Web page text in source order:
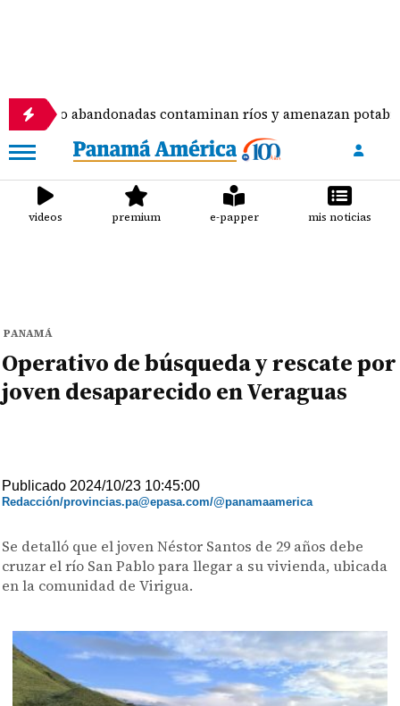
contaminan ríos y amenazan potabilizadora
videos premium e-papper mis noticias
PANAMÁ
Operativo de búsqueda y rescate por
joven desaparecido en Veraguas
Publicado 2024/10/23 10:45:00
Redacción/provincias.pa@epasa.com/@panamaamerica
Se detalló que el joven Néstor Santos de 29 años debe
cruzar el río San Pablo para llegar a su vivienda, ubicada
en la comunidad de Virigua.